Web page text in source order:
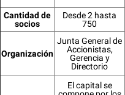
Cantidad de
socios
Desde 2 hasta
750
Organización
Junta General de
Accionistas,
Gerencia y
Directorio
El capital se